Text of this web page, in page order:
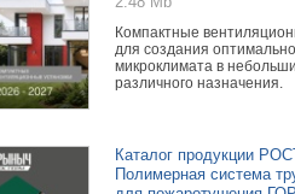
Компактные
для создания
микроклимата в
различного назначения.
Каталог продукции
Полимерная система